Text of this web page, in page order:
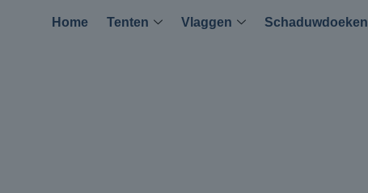
Home Tenten Vlaggen Schaduwdoeken